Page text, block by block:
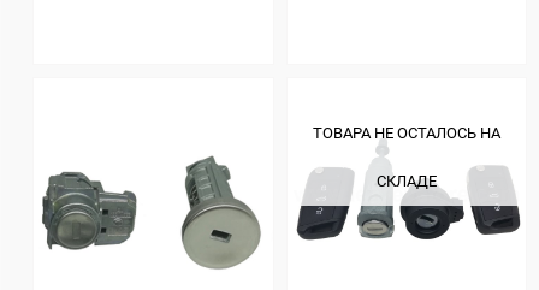
ТОВАРА НЕ ОСТАЛОСЬ НА
СКЛАДЕ